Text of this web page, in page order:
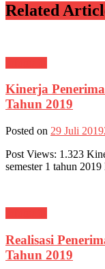
Related
Kinerja
Tahun 2019
Posted on 29 Juli 2019
Post Views: 1.323
semester 1 tahun
Realisasi
Tahun 2019